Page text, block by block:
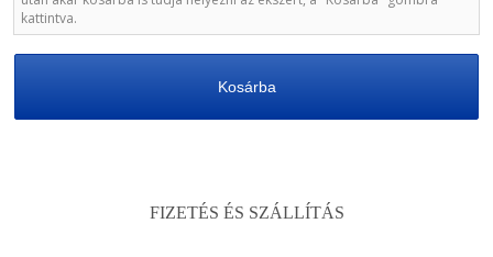
kattintva.
Kosárba
FIZETÉS ÉS SZÁLLÍTÁS